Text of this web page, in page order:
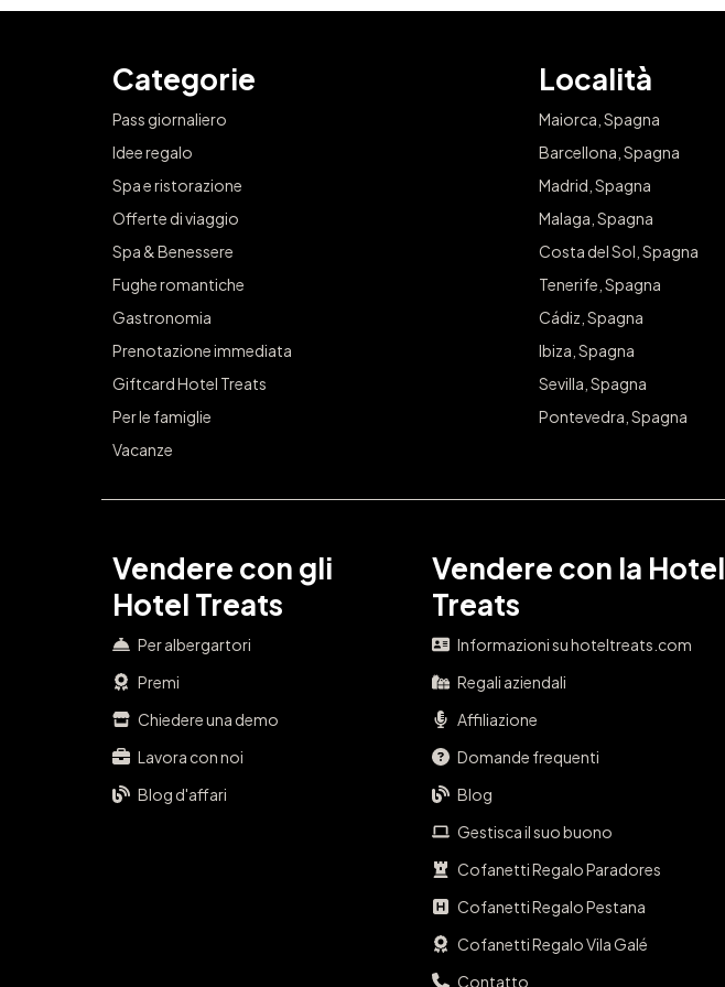
Categorie
Pass giornaliero
Idee regalo
Spa e ristorazione
Offerte di viaggio
Spa & Benessere
Fughe romantiche
Gastronomia
Prenotazione immediata
Giftcard Hotel Treats
Per le famiglie
Vacanze
Località
Maiorca, Spagna
Barcellona, Spagna
Madrid, Spagna
Malaga, Spagna
Costa del Sol, Spagna
Tenerife, Spagna
Cádiz, Spagna
Ibiza, Spagna
Sevilla, Spagna
Pontevedra, Spagna
Vendere con gli
Hotel Treats
Per albergartori
Premi
Chiedere una demo
Lavora con noi
Blog d'affari
Vendere con la Hotel
Treats
Informazioni su hoteltreats.com
Regali aziendali
Affiliazione
Domande frequenti
Blog
Gestisca il suo buono
Cofanetti Regalo Paradores
Cofanetti Regalo Pestana
Cofanetti Regalo Vila Galé
Contatto